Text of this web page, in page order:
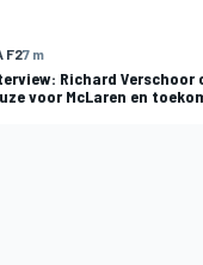
F27 m
Richard Verschoor
voor McLaren en